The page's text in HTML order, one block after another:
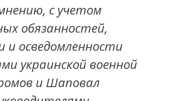
с учетом
обязанностей,
и осведомленности
украинской военной
и Шаповал